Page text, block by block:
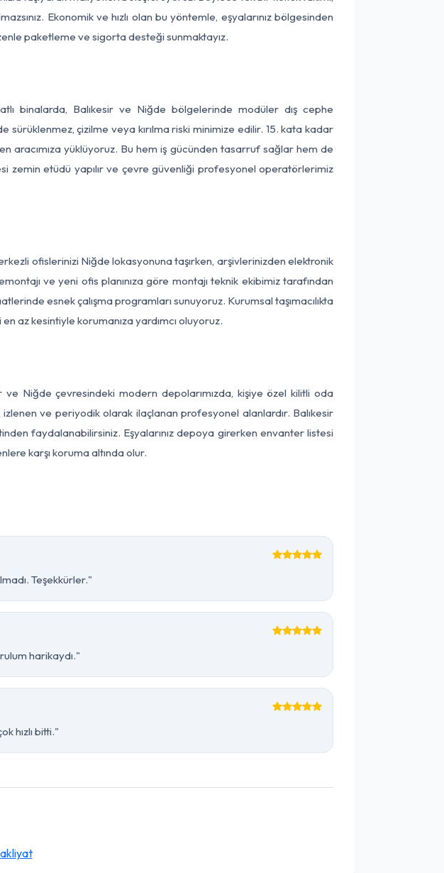
Ekonomik ve hızlı olan bu yöntemle, eşyalarınız bölgesinden
paketleme ve sigorta desteği sunmaktayız.
binalarda, Balıkesir ve Niğde bölgelerinde modüler dış cephe
çizilme veya kırılma riski minimize edilir. 15. kata kadar
aracımıza yüklüyoruz. Bu hem iş gücünden tasarruf sağlar hem de
zemin etüdü yapılır ve çevre güvenliği profesyonel operatörlerimiz
ofislerinizi Niğde lokasyonuna taşırken, arşivlerinizden elektronik
ve yeni ofis planınıza göre montajı teknik ekibimiz tarafından
esnek çalışma programları sunuyoruz. Kurumsal taşımacılıkta
az kesintiyle korumanıza yardımcı oluyoruz.
ve Niğde çevresindeki modern depolarımızda, kişiye özel kilitli oda
ve periyodik olarak ilaçlanan profesyonel alanlardır. Balıkesir
faydalanabilirsiniz. Eşyalarınız depoya girerken envanter listesi
karşı koruma altında olur.
Teşekkürler."
harikaydı."
hızlı bitti."